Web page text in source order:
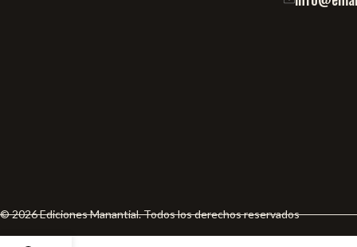
© 2026 Ediciones Manantial. Todos los derechos reservados